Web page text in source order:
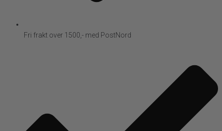
Fri frakt over 1500,- med PostNord